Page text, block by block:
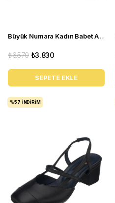
Büyük Numara Kadın Babet Ayakkabı A8512 Siyah
₺3.830
₺6.570
SEPETE EKLE
%57 İNDIRIM